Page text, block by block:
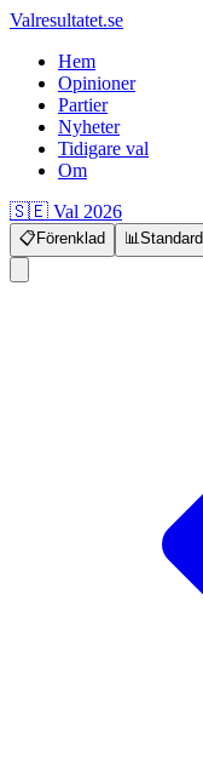
Valresultatet.se
Hem
Opinioner
Partier
Nyheter
Tidigare val
Om
🇸🇪 Val 2026
📋 Förenklad 📊Standard